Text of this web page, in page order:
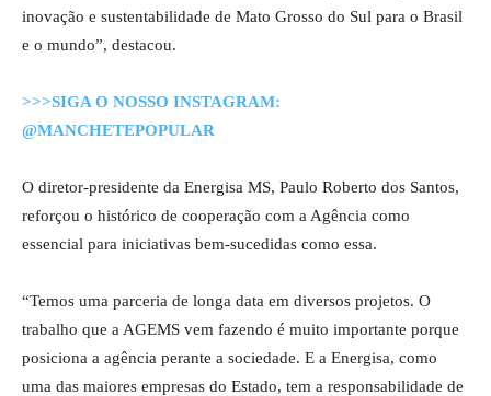
inovação e sustentabilidade de Mato Grosso do Sul para o Brasil
e o mundo”, destacou.
>>>SIGA O NOSSO INSTAGRAM:
@MANCHETEPOPULAR
O diretor-presidente da Energisa MS, Paulo Roberto dos Santos,
reforçou o histórico de cooperação com a Agência como
essencial para iniciativas bem-sucedidas como essa.
“Temos uma parceria de longa data em diversos projetos. O
trabalho que a AGEMS vem fazendo é muito importante porque
posiciona a agência perante a sociedade. E a Energisa, como
uma das maiores empresas do Estado, tem a responsabilidade de